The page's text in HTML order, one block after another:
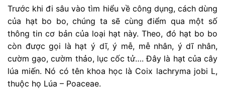
Trước khi đi sâu vào tìm hiểu về công dụng, cách dùng
của hạt bo bo, chúng ta sẽ cùng điểm qua một số
thông tin cơ bản của loại hạt này. Theo, đó hạt bo bo
còn được gọi là hạt ý dĩ, ý mễ, mễ nhân, ý dĩ nhân,
cườm gạo, cườm thảo, lục cốc tử…. Đây là hạt của cây
lúa miến. Nó có tên khoa học là Coix lachryma jobi L,
thuộc họ Lúa – Poaceae.